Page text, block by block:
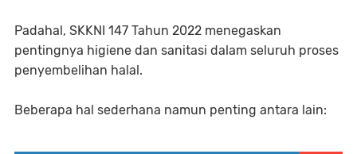
Padahal, SKKNI 147 Tahun 2022 menegaskan
pentingnya higiene dan sanitasi dalam seluruh proses
penyembelihan halal.
Beberapa hal sederhana namun penting antara lain: